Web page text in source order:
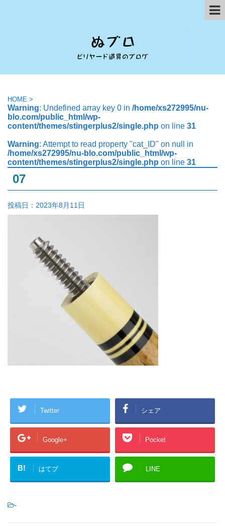
HOME >
Warning: Undefined array key 0 in /home/xs272995/nu-
blo.com/public_html/wp-
content/themes/stingerplus2/single.php on line 31
Warning: Attempt to read property "cat_ID" on null in
/home/xs272995/nu-blo.com/public_html/wp-
content/themes/stingerplus2/single.php on line 31
07
投稿日： 2023年8月11日
Twitter シェア
Google+ Pocket
B! はてブ LINE
-